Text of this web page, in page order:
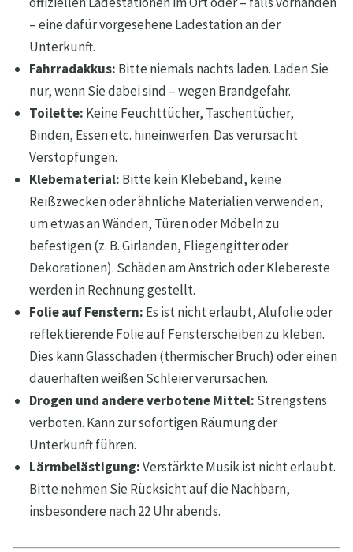
– eine dafür vorgesehene Ladestation an der
Unterkunft.
Fahrradakkus: Bitte niemals nachts laden. Laden Sie
nur, wenn Sie dabei sind – wegen Brandgefahr.
Toilette: Keine Feuchttücher, Taschentücher,
Binden, Essen etc. hineinwerfen. Das verursacht
Verstopfungen.
Klebematerial: Bitte kein Klebeband, keine
Reißzwecken oder ähnliche Materialien verwenden,
um etwas an Wänden, Türen oder Möbeln zu
befestigen (z. B. Girlanden, Fliegengitter oder
Dekorationen). Schäden am Anstrich oder Klebereste
werden in Rechnung gestellt.
Folie auf Fenstern: Es ist nicht erlaubt, Alufolie oder
reflektierende Folie auf Fensterscheiben zu kleben.
Dies kann Glasschäden (thermischer Bruch) oder einen
dauerhaften weißen Schleier verursachen.
Drogen und andere verbotene Mittel: Strengstens
verboten. Kann zur sofortigen Räumung der
Unterkunft führen.
Lärmbelästigung:Verstärkte Musik ist nicht erlaubt.
Bitte nehmen Sie Rücksicht auf die Nachbarn,
insbesondere nach 22 Uhr abends.